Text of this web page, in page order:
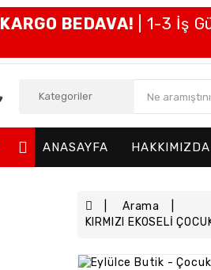
KARGO BEDAVA! | 1-3 İş
ANASAYFA HAKKIMIZDA
Arama
KIRMIZI EKOSELİ